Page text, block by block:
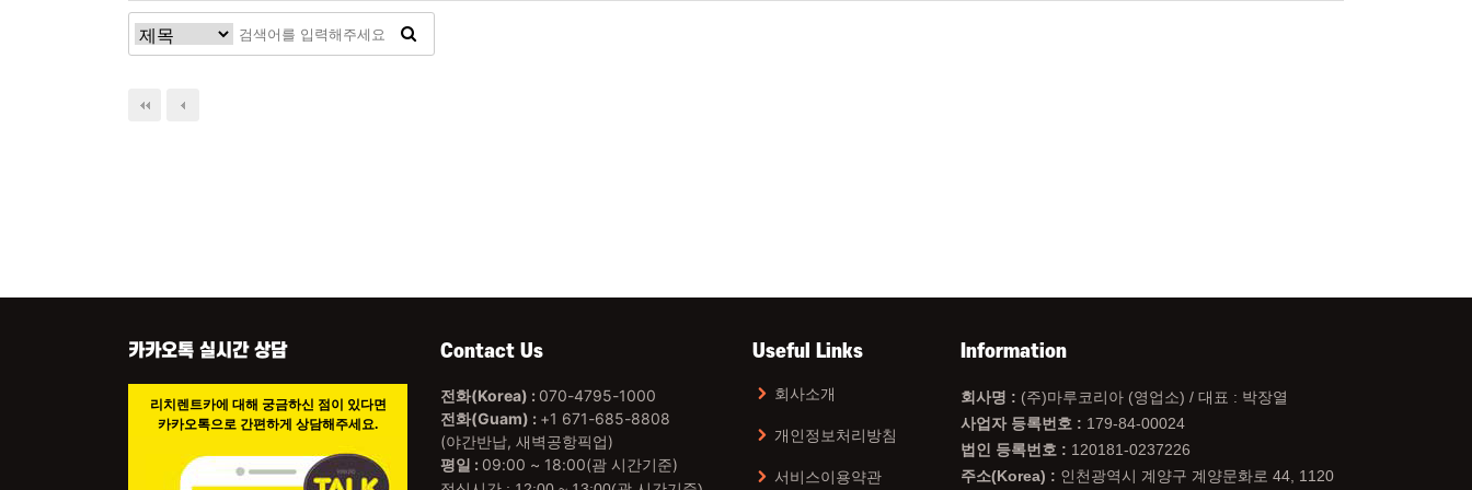
카카오톡 실시간 상담
리치렌트카에 대해 궁금하신 점이 있다면
카카오톡으로 간편하게 상담해주세요.
Contact Us
전화(Korea) : 070-4795-1000
전화(Guam) : +1 671-685-8808
(야간반납, 새벽공항픽업)
평일 : 09:00 ~ 18:00(괌 시간기준)
Useful Links
회사소개
개인정보처리방침
서비스이용약관
Information
회사명 : (주)마루코리아 (영업소) / 대표 : 박장열
사업자 등록번호 : 179-84-00024
법인 등록번호 : 120181-0237226
주소(Korea) : 인천광역시 계양구 계양문화로 44, 1120